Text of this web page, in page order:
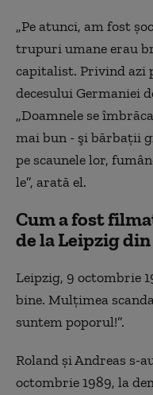
„Pe atunci, am fost
trupuri umane erau
capitalist. Privind azi
decesului Germaniei
„Doamnele se
mai bun - şi bărbaţii
pe scaunele lor,
le”, arată el.
Cum a fost
de la Leipzig
Leipzig, 9 octombrie
bine. Mulţimea
suntem poporul!”.
Roland şi Andreas s-
octombrie 1989, la